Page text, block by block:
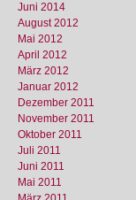
Juni 2014
August 2012
Mai 2012
April 2012
März 2012
Januar 2012
Dezember 2011
November 2011
Oktober 2011
Juli 2011
Juni 2011
Mai 2011